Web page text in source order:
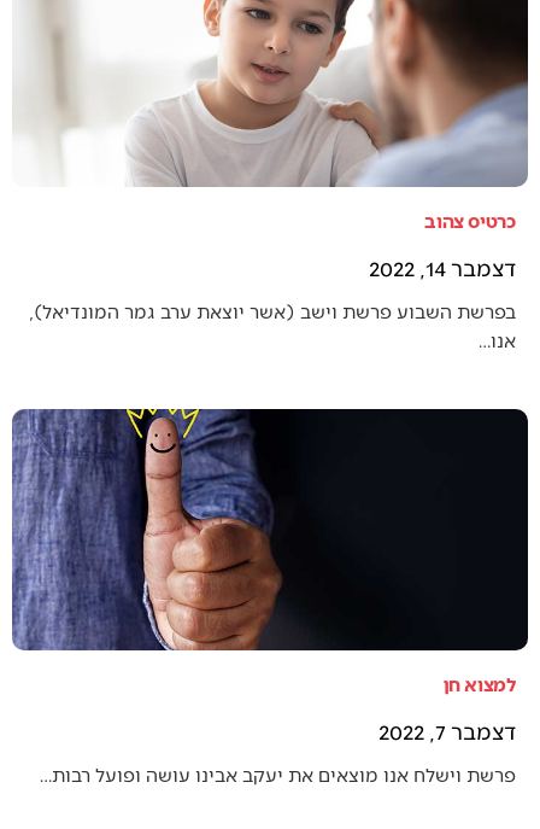
כרטיס צהוב
דצמבר 14, 2022
בפרשת השבוע פרשת וישב (אשר יוצאת ערב גמר המונדיאל),
אנו…
למצוא חן
דצמבר 7, 2022
פרשת וישלח אנו מוצאים את יעקב אבינו עושה ופועל רבות…